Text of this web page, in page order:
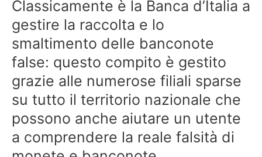
Classicamente è la Banca d’Italia a
gestire la raccolta e lo
smaltimento delle banconote
false: questo compito è gestito
grazie alle numerose filiali sparse
su tutto il territorio nazionale che
possono anche aiutare un utente
a comprendere la reale falsità di